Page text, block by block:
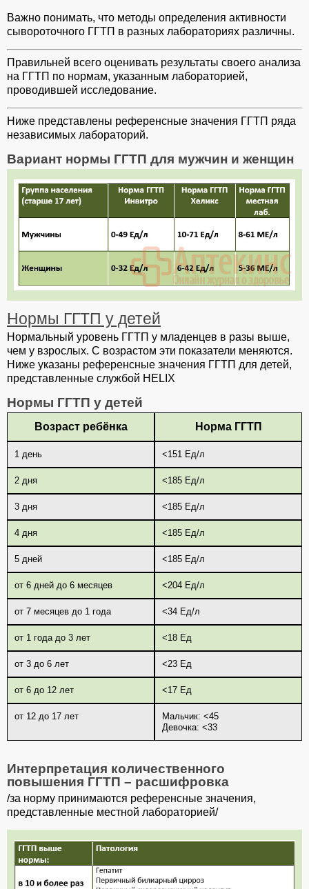
Важно понимать, что методы определения активности
сывороточного ГГТП в разных лабораториях различны.
Правильней всего оценивать результаты своего анализа
на ГГТП по нормам, указанным лабораторией,
проводившей исследование.
Ниже представлены референсные значения ГГТП ряда
независимых лабораторий.
Вариант нормы ГГТП для мужчин и женщин
Нормы ГГТП у детей
Нормальный уровень ГГТП у младенцев в разы выше,
чем у взрослых. С возрастом эти показатели меняются.
Ниже указаны референсные значения ГГТП для детей,
представленные службой HELIX
Нормы ГГТП у детей
Возраст ребёнка Норма ГГТП
1 день <151 Ед/л
2 дня <185 Ед/л
3 дня <185 Ед/л
4 дня <185 Ед/л
5 дней <185 Ед/л
от 6 дней до 6 месяцев <204 Ед/л
от 7 месяцев до 1 года <34 Ед/л
от 1 года до 3 лет <18 Ед
от 3 до 6 лет <23 Ед
от 6 до 12 лет <17 Ед
от 12 до 17 лет
Мальчик: <45
Девочка: <33
Интерпретация количественного
повышения ГГТП – расшифровка
/за норму принимаются референсные значения,
представленные местной лабораторией/